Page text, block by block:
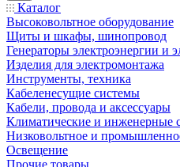
Каталог
Высоковольтное оборудование
Щиты и шкафы, шинопровод
Генераторы электроэнергии и
Изделия для электромонтажа
Инструменты, техника
Кабеленесущие системы
Кабели, провода и аксессуары
Климатические и инженерные
Низковольтное и
Освещение
Прочие товары